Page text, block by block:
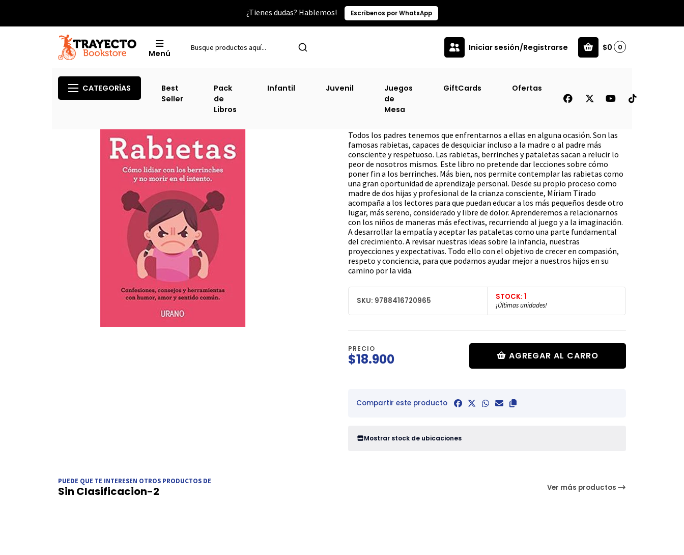
¿Tienes dudas? Hablemos! Escríbenos por WhatsApp
Menú
Iniciar sesión/Registrarse $0 0
CATEGORÍAS
Best
Seller
Pack
de
Libros
Infantil Juvenil
Juegos
de
Mesa
GiftCards Ofertas
Rabietas
Todos los padres tenemos que enfrentarnos a ellas en alguna ocasión. Son las
famosas rabietas, capaces de desquiciar incluso a la madre o al padre más
consciente y respetuoso. Las rabietas, berrinches y pataletas sacan a relucir lo
peor de nosotros mismos. Este libro no pretende dar lecciones sobre cómo
poner fin a los berrinches. Más bien, nos permite contemplar las rabietas como
una gran oportunidad de aprendizaje personal. Desde su propio proceso como
madre de dos hijas y profesional de la crianza consciente, Míriam Tirado
acompaña a los lectores para que puedan educar a los más pequeños desde otro
lugar, más sereno, considerado y libre de dolor. Aprenderemos a relacionarnos
con los niños de maneras más efectivas, recurriendo al juego y a la imaginación.
A desarrollar la empatía y aceptar las pataletas como una parte fundamental
del crecimiento. A revisar nuestras ideas sobre la infancia, nuestras
proyecciones y expectativas. Todo ello con el objetivo de crecer en compasión,
respeto y conciencia, para que podamos ayudar mejor a nuestros hijos en su
camino por la vida.
SKU: 9788416720965 STOCK: 1
¡Últimas unidades!
PRECIO
$18.900 AGREGAR AL CARRO
Compartir este producto
Mostrar stock de ubicaciones
PUEDE QUE TE INTERESEN OTROS PRODUCTOS DE
Sin Clasificacion-2 Ver más productos